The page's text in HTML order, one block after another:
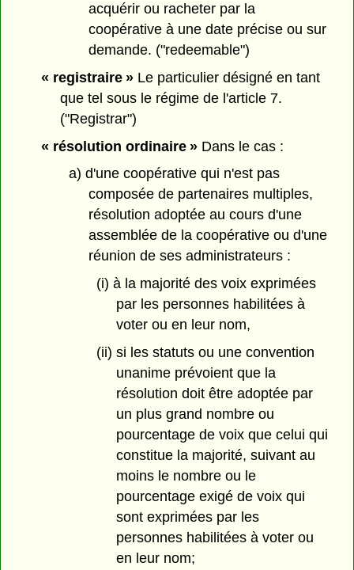
acquérir ou racheter par la
coopérative à une date précise ou sur
demande. ("redeemable")
« registraire »Le particulier désigné en tant
que tel sous le régime de l'article 7.
("Registrar")
« résolution ordinaire »Dans le cas :
a) d'une coopérative qui n'est pas
composée de partenaires multiples,
résolution adoptée au cours d'une
assemblée de la coopérative ou d'une
réunion de ses administrateurs :
(i) à la majorité des voix exprimées
par les personnes habilitées à
voter ou en leur nom,
(ii) si les statuts ou une convention
unanime prévoient que la
résolution doit être adoptée par
un plus grand nombre ou
pourcentage de voix que celui qui
constitue la majorité, suivant au
moins le nombre ou le
pourcentage exigé de voix qui
sont exprimées par les
personnes habilitées à voter ou
en leur nom;